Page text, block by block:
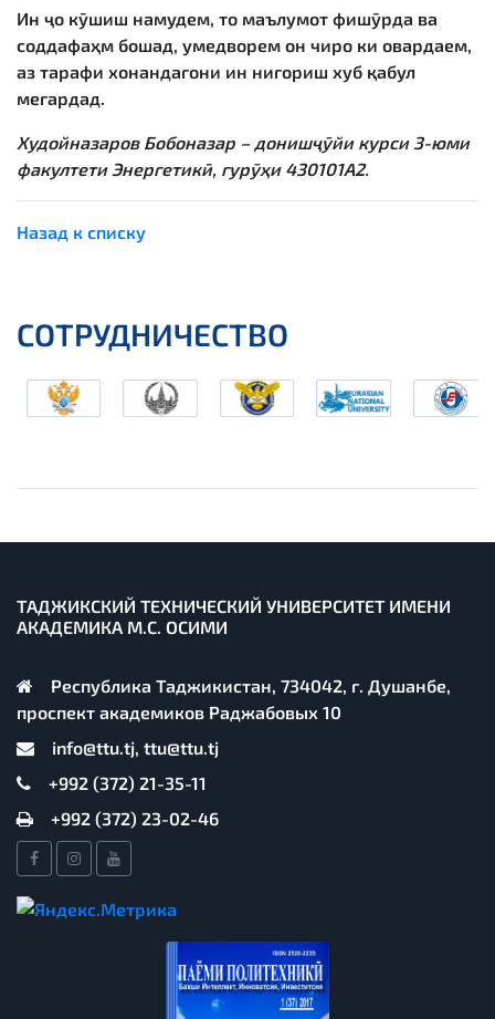
Ин ҷо кӯшиш намудем, то маълумот фишӯрда ва
соддафаҳм бошад, умедворем он чиро ки овардаем,
аз тарафи хонандагони ин нигориш хуб қабул
мегардад.
Худойназаров Бобоназар – донишҷӯйи курси 3-юми
факултети Энергетикӣ, гурӯҳи 430101А2.
Назад к списку
СОТРУДНИЧЕСТВО
ТАДЖИКСКИЙ ТЕХНИЧЕСКИЙ УНИВЕРСИТЕТ ИМЕНИ
АКАДЕМИКА М.С. ОСИМИ
Республика Таджикистан, 734042, г. Душанбе,
проспект академиков Раджабовых 10
info@ttu.tj, ttu@ttu.tj
+992 (372) 21-35-11
+992 (372) 23-02-46